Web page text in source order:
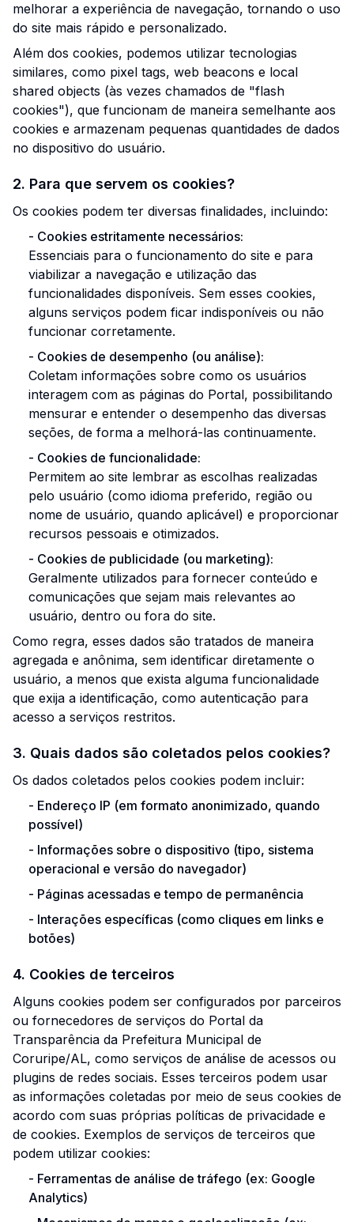
melhorar a experiência de navegação, tornando o uso
do site mais rápido e personalizado.
Além dos cookies, podemos utilizar tecnologias
similares, como pixel tags, web beacons e local
shared objects (às vezes chamados de "flash
cookies"), que funcionam de maneira semelhante aos
cookies e armazenam pequenas quantidades de dados
no dispositivo do usuário.
2. Para que servem os cookies?
Os cookies podem ter diversas finalidades, incluindo:
- Cookies estritamente necessários:
Essenciais para o funcionamento do site e para
viabilizar a navegação e utilização das
funcionalidades disponíveis. Sem esses cookies,
alguns serviços podem ficar indisponíveis ou não
funcionar corretamente.
- Cookies de desempenho (ou análise):
Coletam informações sobre como os usuários
interagem com as páginas do Portal, possibilitando
mensurar e entender o desempenho das diversas
seções, de forma a melhorá-las continuamente.
- Cookies de funcionalidade:
Permitem ao site lembrar as escolhas realizadas
pelo usuário (como idioma preferido, região ou
nome de usuário, quando aplicável) e proporcionar
recursos pessoais e otimizados.
- Cookies de publicidade (ou marketing):
Geralmente utilizados para fornecer conteúdo e
comunicações que sejam mais relevantes ao
usuário, dentro ou fora do site.
Como regra, esses dados são tratados de maneira
agregada e anônima, sem identificar diretamente o
usuário, a menos que exista alguma funcionalidade
que exija a identificação, como autenticação para
acesso a serviços restritos.
3. Quais dados são coletados pelos cookies?
Os dados coletados pelos cookies podem incluir:
- Endereço IP (em formato anonimizado, quando
possível)
- Informações sobre o dispositivo (tipo, sistema
operacional e versão do navegador)
- Páginas acessadas e tempo de permanência
- Interações específicas (como cliques em links e
botões)
4. Cookies de terceiros
Alguns cookies podem ser configurados por parceiros
ou fornecedores de serviços do Portal da
Transparência da Prefeitura Municipal de
Coruripe/AL, como serviços de análise de acessos ou
plugins de redes sociais. Esses terceiros podem usar
as informações coletadas por meio de seus cookies de
acordo com suas próprias políticas de privacidade e
de cookies. Exemplos de serviços de terceiros que
podem utilizar cookies:
- Ferramentas de análise de tráfego (ex: Google
Analytics)